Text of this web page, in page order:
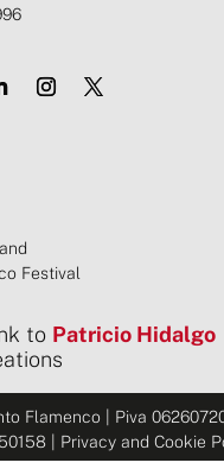
Festival
to Patricio Hidalgo
Flamenco | Piva
| Privacy and Cookie